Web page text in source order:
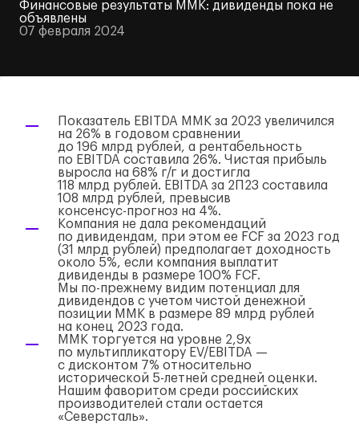
Финансовые результаты ММК: дивиденды пока не
объявлены
07 февраля 2024
Показатель EBITDA ММК за 2023 увеличился
на 26% в годовом сравнении
до 196 млрд рублей, а рентабельность
по EBITDA составила 26%. Чистая прибыль
выросла на 68% г/г и достигла
118 млрд рублей. EBITDA за 2П23 составила
108 млрд рублей, превысив
консенсус-прогноз на 4%.
Компания не дала рекомендаций
по дивидендам, при этом ее FCF за 2023 год
(31 млрд рублей) предполагает доходность
около 5%, если компания выплатит
дивиденды в размере 100% FCF.
Мы по-прежнему видим потенциал для
дивидендов с учетом чистой денежной
позиции ММК в размере 89 млрд рублей
на конец 2023 года.
ММК торгуется на уровне 2,9x
по мультипликатору EV/EBITDA —
с дисконтом 7% относительно
исторической 5-летней средней оценки.
Нашим фаворитом среди российских
производителей стали остается
«Северсталь».